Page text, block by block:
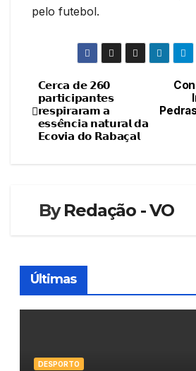
pelo futebol.
Navegação
de
𝗖𝗲𝗿𝗰𝗮 𝗱𝗲 𝟮𝟲𝟬
𝗽𝗮𝗿𝘁𝗶𝗰𝗶𝗽𝗮𝗻𝘁𝗲𝘀
𝗿𝗲𝘀𝗽𝗶𝗿𝗮𝗿𝗮𝗺 𝗮
𝗲𝘀𝘀𝗲̂𝗻𝗰𝗶𝗮 𝗻𝗮𝘁𝘂𝗿𝗮𝗹 𝗱𝗮
𝗘𝗰𝗼𝘃𝗶𝗮 𝗱𝗼 𝗥𝗮𝗯𝗮𝗰̧𝗮𝗹
ByRedação - VO
Últimas
DESPORTO